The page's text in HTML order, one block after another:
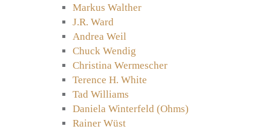
Markus Walther
J.R. Ward
Andrea Weil
Chuck Wendig
Christina Wermescher
Terence H. White
Tad Williams
Daniela Winterfeld (Ohms)
Rainer Wüst